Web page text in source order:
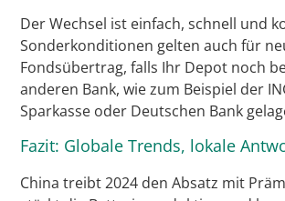
Der Wechsel ist einfach, schnell und
Sonderkonditionen gelten auch für
Fondsübertrag, falls Ihr Depot noch
anderen Bank, wie zum Beispiel der
Sparkasse oder Deutschen Bank
Fazit: Globale Trends, lokale
China treibt 2024 den Absatz mit